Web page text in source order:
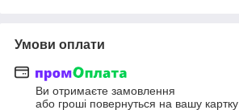
Умови оплати
Ви отримаєте замовлення
або гроші повернуться на вашу картку